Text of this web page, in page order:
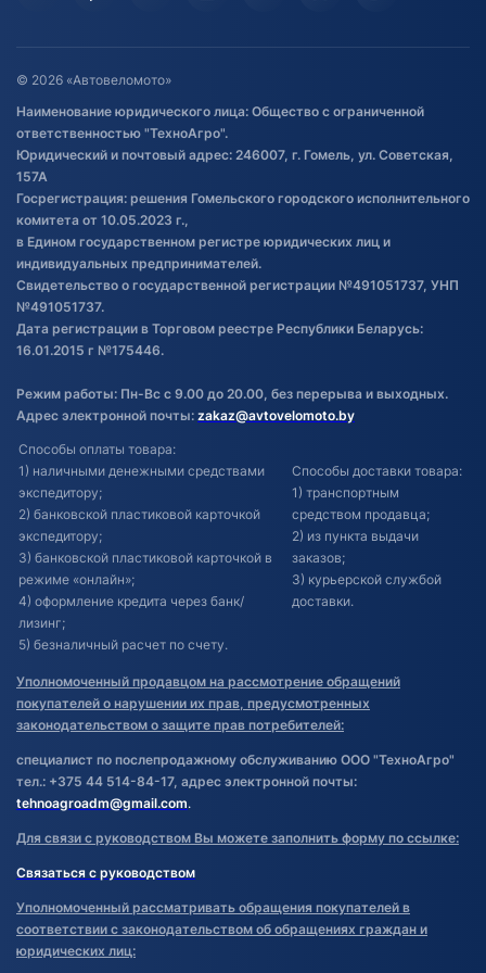
Оставить отзыв
Договор публичной оферты
Обработка файлов cookie
Постановка транспорта на учет
Обновления в ЭПТС 2024
© 2026 «Автовеломото»
Наименование юридического лица: Общество с ограниченной
ответственностью "ТехноАгро".
Юридический и почтовый адрес: 246007, г. Гомель, ул. Советская,
157А
Госрегистрация: решения Гомельского городского исполнительного
комитета от 10.05.2023 г.,
в Едином государственном регистре юридических лиц и
индивидуальных предпринимателей.
Свидетельство о государственной регистрации №491051737, УНП
№491051737.
Дата регистрации в Торговом реестре Республики Беларусь:
16.01.2015 г №175446.
Режим работы: Пн-Вс с 9.00 до 20.00, без перерыва и выходных.
Адрес электронной почты: zakaz@avtovelomoto.by
Способы оплаты товара:
1) наличными денежными средствами
экспедитору;
2) банковской пластиковой карточкой
экспедитору;
3) банковской пластиковой карточкой в
режиме «онлайн»;
4) оформление кредита через банк/
лизинг;
5) безналичный расчет по счету.
Способы доставки товара:
1) транспортным
средством продавца;
2) из пункта выдачи
заказов;
3) курьерской службой
доставки.
Уполномоченный продавцом на рассмотрение обращений
покупателей о нарушении их прав, предусмотренных
законодательством о защите прав потребителей:
специалист по послепродажному обслуживанию ООО "ТехноАгро"
тел.: +375 44 514-84-17, адрес электронной почты:
tehnoagroadm@gmail.com.
Для связи с руководством Вы можете заполнить форму по ссылке:
Связаться с руководством
Уполномоченный рассматривать обращения покупателей в
соответствии с законодательством об обращениях граждан и
юридических лиц: